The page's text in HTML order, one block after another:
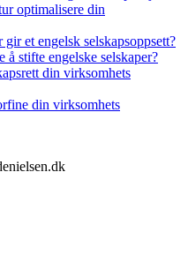
optimalisere din
et engelsk selskapsoppsett?
stifte engelske selskaper?
din virksomhets
din virksomhets